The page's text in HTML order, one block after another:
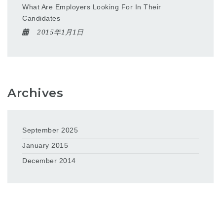
What Are Employers Looking For In Their
Candidates
2015年1月1日
Archives
September 2025
January 2015
December 2014